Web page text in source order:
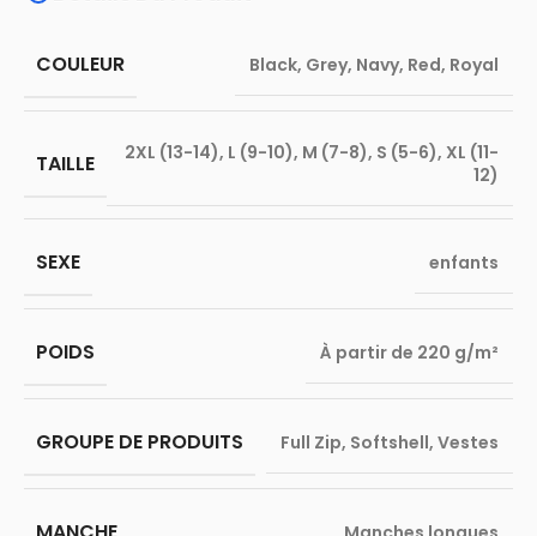
COULEUR Black, Grey, Navy, Red, Royal
TAILLE 2XL (13-14), L (9-10), M (7-8), S (5-6), XL (11-
12)
SEXE enfants
POIDS À partir de 220 g/m²
GROUPE DE PRODUITS Full Zip, Softshell, Vestes